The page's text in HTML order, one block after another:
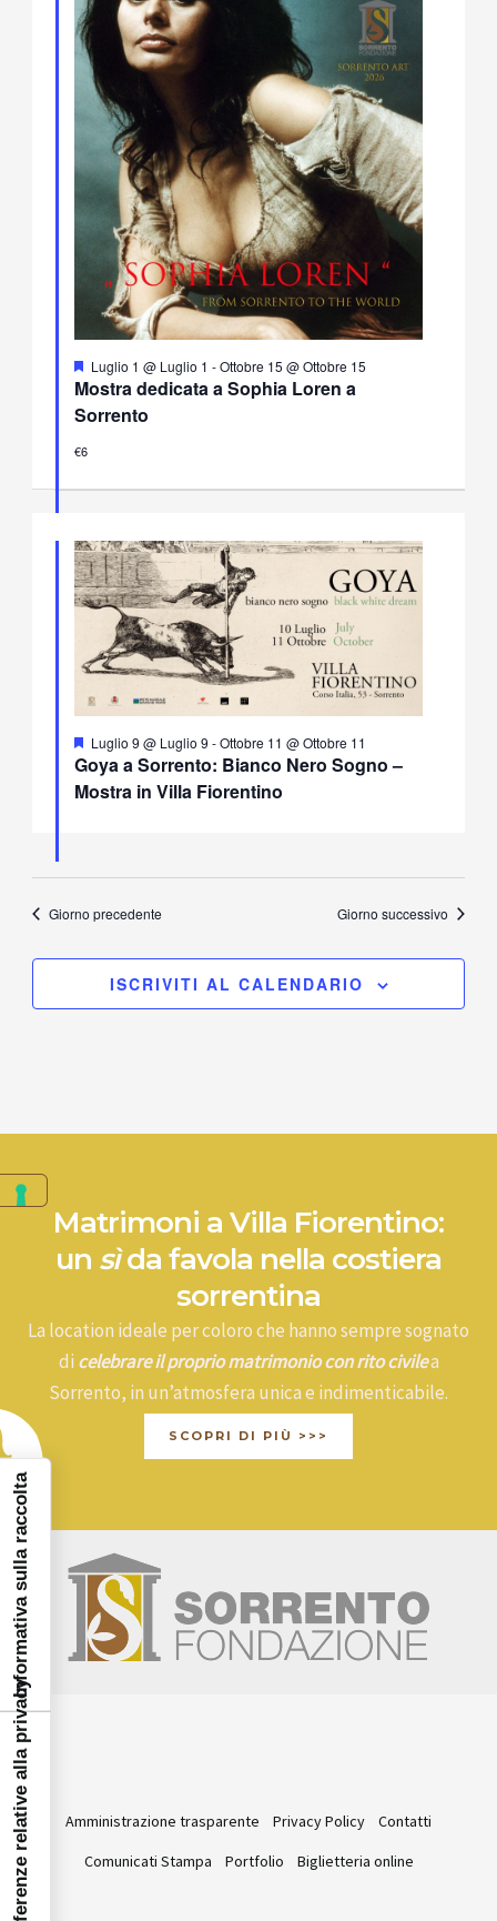
Mostra dedicata a Sophia Loren a
Sorrento
Segnalati
Luglio 1 @ Luglio 1 -Ottobre 15 @ Ottobre 15
€6
Goya a Sorrento: Bianco Nero Sogno –
Mostra in Villa Fiorentino
Segnalati
Luglio 9 @ Luglio 9 -Ottobre 11 @ Ottobre 11
Giorno precedente Giorno successivo
ISCRIVITI AL CALENDARIO
Matrimoni a Villa Fiorentino:
un sìda favola nella costiera
sorrentina
La location ideale per coloro che hanno sempre sognato
di celebrare il proprio matrimonio con rito civilea
Sorrento, in un’atmosfera unica e indimenticabile.
SCOPRI DI PIÙ >>>
Amministrazione trasparente Privacy Policy
Contatti
Comunicati Stampa
Portfolio Biglietteria online
Le tue preferenze relative alla privacy
Informativa sulla raccolta